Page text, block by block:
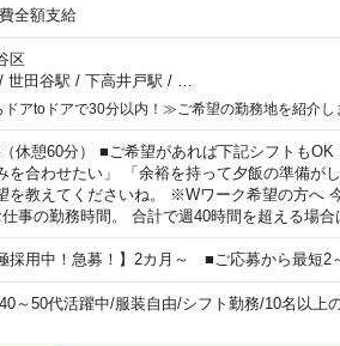
全額支給
区
/ 世田谷駅 / 下高井戸駅 /
アtoドアで30分以内！≫ご希望の勤務地を紹介し
休憩60分） ■ご希望があれば下記シフトも
を合わせたい」 「余裕を持って夕飯の準備が
を教えてくださいね。 ※Wワーク希望の方へ
事の勤務時間。 合計で週40時間を超える場合
採用中！急募！】2カ月～ ■ご応募から最短2
～50代活躍中/服装自由/シフト勤務/10名以上